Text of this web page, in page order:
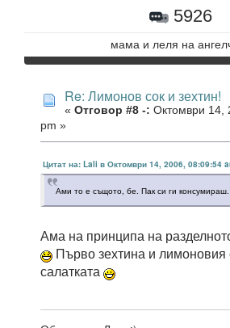
5926
мама и леля на
Re: Лимонов сок и зехтин!
« Отговор #8 -: Октомври 14,
pm »
Цитат на: Lali в Октомври 14, 2006, 08:09:54
Ами то е същото, бе. Пак си ги консумираш.
Ама на принципа на
Първо зехтина и лимоновия
салатката